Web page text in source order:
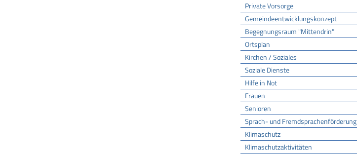
Private Vorsorge
Gemeindeentwicklungskonzept
Begegnungsraum "Mittendrin"
Ortsplan
Kirchen / Soziales
Soziale Dienste
Hilfe in Not
Frauen
Senioren
Sprach- und Fremdsprachenförderung
Klimaschutz
Klimaschutzaktivitäten